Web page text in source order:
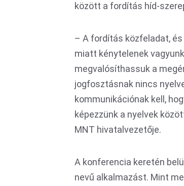
között a fordítás híd-
– A fordítás közfeladat,
miatt kénytelenek
megvalósíthassuk a
jogfosztásnak nincs
kommunikációnak kell,
képezzünk a nyelvek
MNT hivatalvezetője.
A konferencia keretén
nevű alkalmazást. Mint